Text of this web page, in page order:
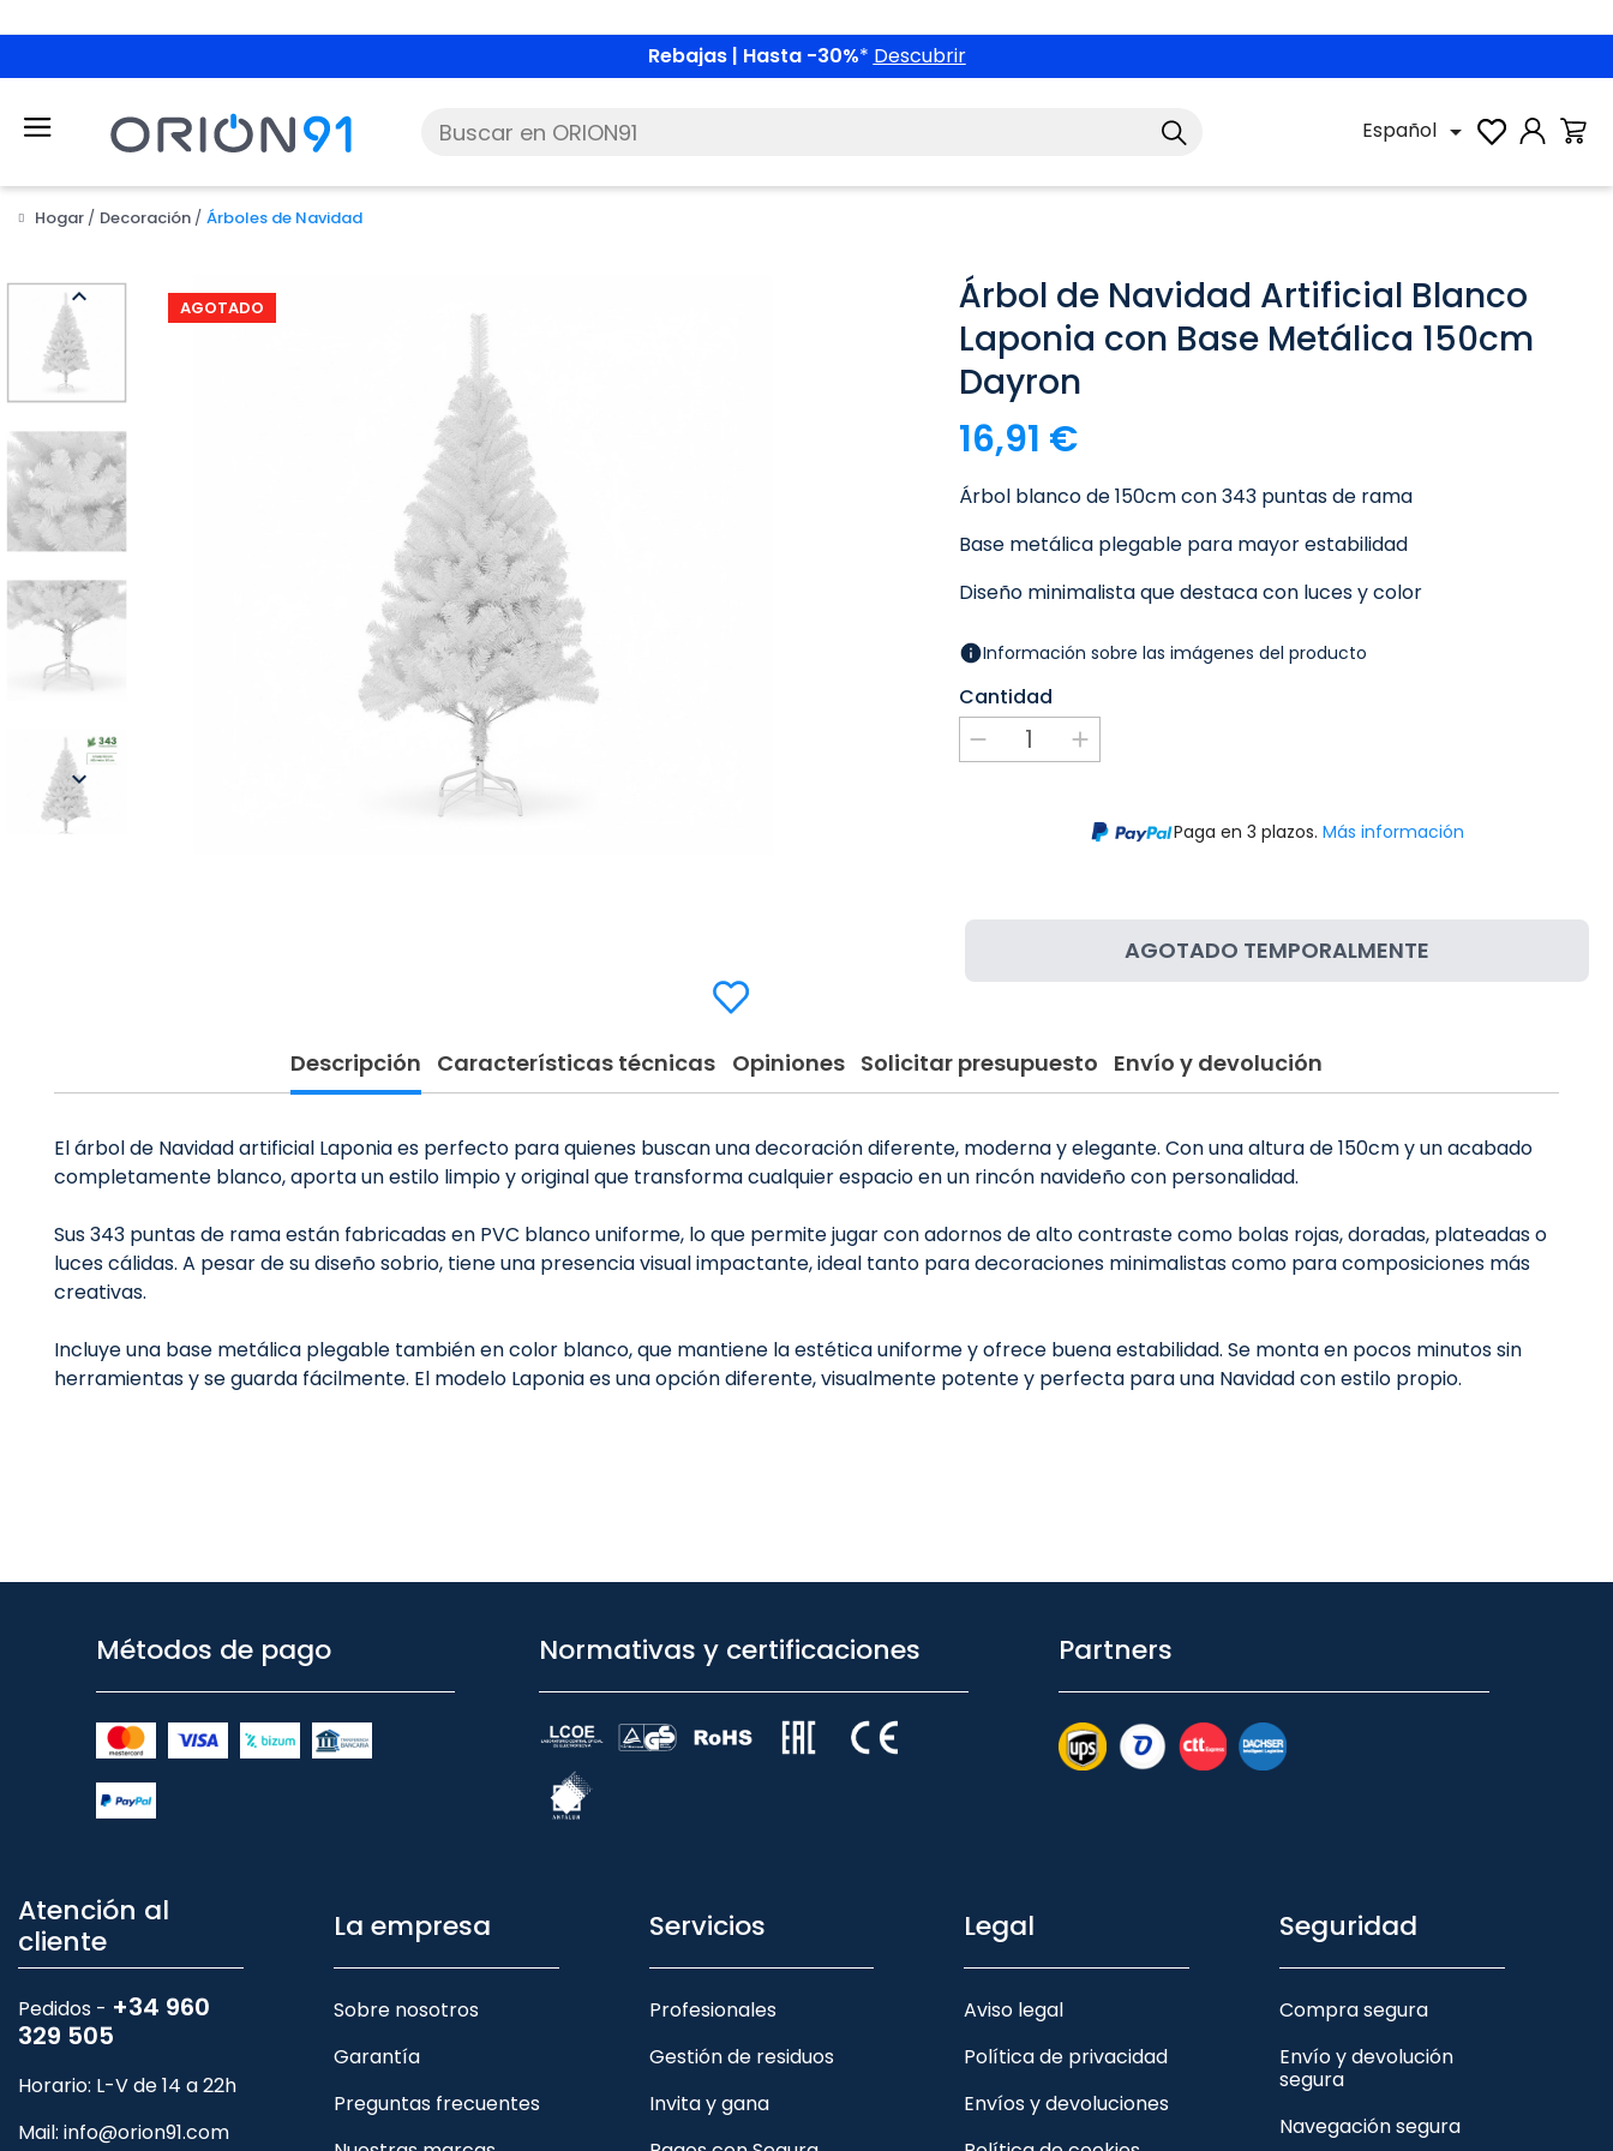
Rebajas | Hasta -30%* Descubrir
Español 
Hogar Decoración Árboles de Navidad
AGOTADO


Árbol de Navidad Artificial Blanco
Laponia con Base Metálica 150cm
Dayron
16,91 €
Árbol blanco de 150cm con 343 puntas de rama
Base metálica plegable para mayor estabilidad
Diseño minimalista que destaca con luces y color
Información sobre las imágenes del producto
Cantidad
Paga en 3 plazos. Más información
AGOTADO TEMPORALMENTE
Descripción Características técnicas Opiniones Solicitar presupuesto Envío y devolución
El árbol de Navidad artificial Laponia es perfecto para quienes buscan una decoración diferente, moderna y elegante. Con una altura de 150cm y un acabado
completamente blanco, aporta un estilo limpio y original que transforma cualquier espacio en un rincón navideño con personalidad.
Sus 343 puntas de rama están fabricadas en PVC blanco uniforme, lo que permite jugar con adornos de alto contraste como bolas rojas, doradas, plateadas o
luces cálidas. A pesar de su diseño sobrio, tiene una presencia visual impactante, ideal tanto para decoraciones minimalistas como para composiciones más
creativas.
Incluye una base metálica plegable también en color blanco, que mantiene la estética uniforme y ofrece buena estabilidad. Se monta en pocos minutos sin
herramientas y se guarda fácilmente. El modelo Laponia es una opción diferente, visualmente potente y perfecta para una Navidad con estilo propio.
Métodos de pago Normativas y certificaciones Partners
Atención al
cliente
Pedidos - +34 960
329 505
Horario: L-V de 14 a 22h
Mail: info@orion91.com
La empresa
Sobre nosotros
Garantía
Preguntas frecuentes
Servicios
Profesionales
Gestión de residuos
Invita y gana
Legal
Aviso legal
Política de privacidad
Envíos y devoluciones
Seguridad
Compra segura
Envío y devolución
segura
Navegación segura